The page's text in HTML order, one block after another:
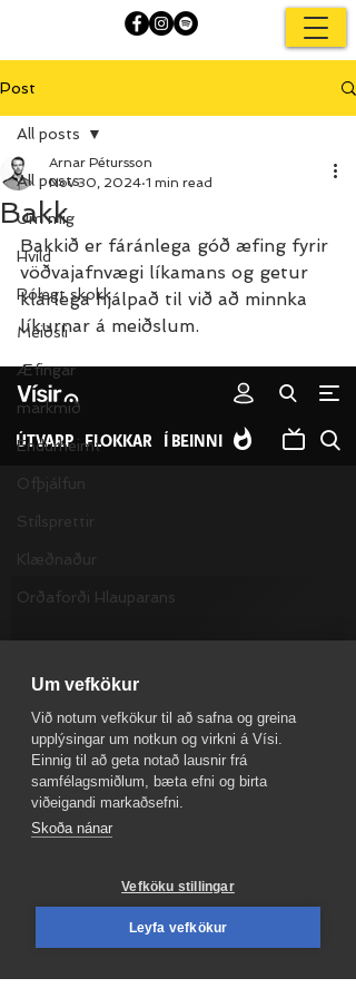
Post
All posts
Um mig
Hvíld
Rólegt skokk
Meiðsli
Æfingar
markmið
Endurheimt
Ofþjálfun
Stílsprettir
Klæðnaður
Orðaforði Hlauparans
All posts
Bakk
Arnar Pétursson
Nov 30, 2024 1 min read
Bakkið er fáránlega góð æfing fyrir
vöðvajafnvægi líkamans og getur
klárlega hjálpað til við að minnka
líkurnar á meiðslum.